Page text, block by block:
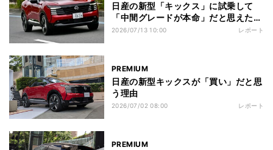
日産の新型「キックス」に試乗して
「中間グレードが本命」だと思えた理
由
2026/07/13 10:00 レポート
PREMIUM
日産の新型キックスが「買い」だと思
う理由
2026/07/02 08:00 レポート
PREMIUM